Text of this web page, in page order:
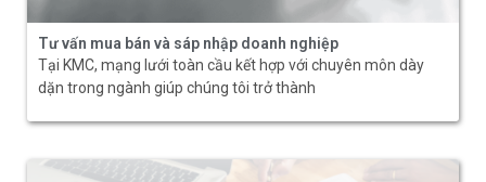
Tư vấn mua bán và sáp nhập doanh nghiệp
Tại KMC, mạng lưới toàn cầu kết hợp với chuyên môn dày
dặn trong ngành giúp chúng tôi trở thành